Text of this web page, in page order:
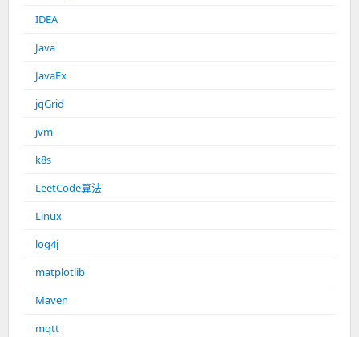
IDEA
Java
JavaFx
jqGrid
jvm
k8s
LeetCode算法
Linux
log4j
matplotlib
Maven
mqtt